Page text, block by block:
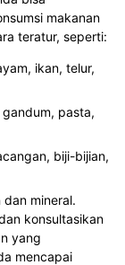
makanan
teratur, seperti:
ikan, telur,
pasta,
biji-bijian,
mineral.
konsultasikan
yang
mencapai